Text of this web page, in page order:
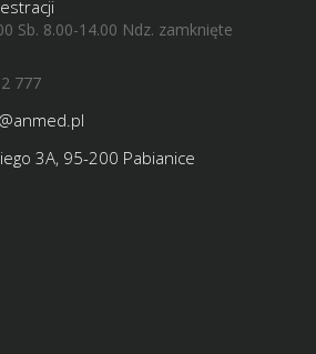
Sb. 8.00-14.00 Ndz. zamknięte
777
3A, 95-200 Pabianice